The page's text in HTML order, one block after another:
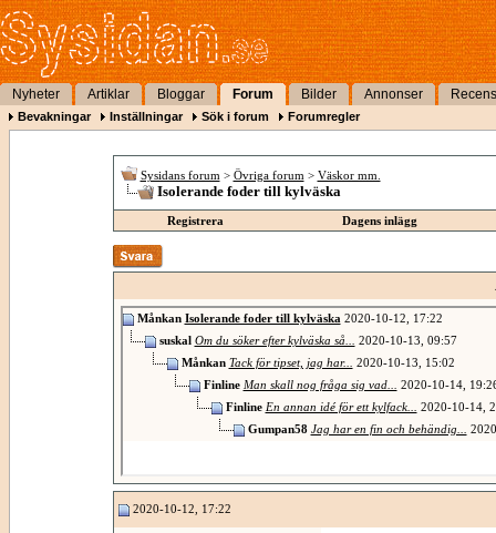
Nyheter Artiklar Bloggar Forum Bilder Annonser
Bevakningar Inställningar Sök i forum Forumregler
Sysidans forum > Övriga forum > Väskor mm.
Isolerande foder till kylväska
Registrera Dagens inlägg
Månkan Isolerande foder till kylväska 2020-10-12,
17:22
suskal Om du söker efter kylväska så... 2020-10-13, 09:57
Månkan Tack för tipset, jag har... 2020-10-13,
15:02
Finline Man skall nog fråga sig vad... 2020-10-14,
Finline En annan idé för ett kylfack... 2020-10-14,
Gumpan58 Jag har en fin och behändig...
2020-10-12, 17:22